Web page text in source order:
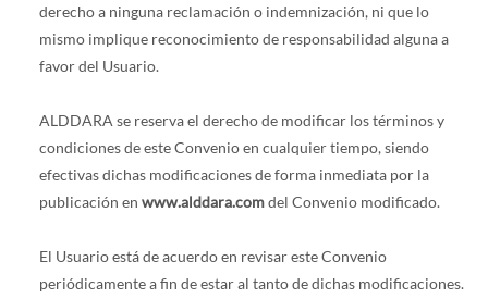
derecho a ninguna reclamación o indemnización, ni que lo
mismo implique reconocimiento de responsabilidad alguna a
favor del Usuario.
ALDDARA se reserva el derecho de modificar los términos y
condiciones de este Convenio en cualquier tiempo, siendo
efectivas dichas modificaciones de forma inmediata por la
publicación en www.alddara.comdel Convenio modificado.
El Usuario está de acuerdo en revisar este Convenio
periódicamente a fin de estar al tanto de dichas modificaciones.